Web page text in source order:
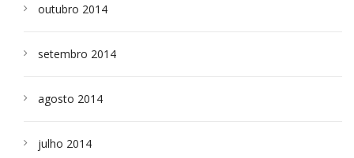
outubro 2014
setembro 2014
agosto 2014
julho 2014